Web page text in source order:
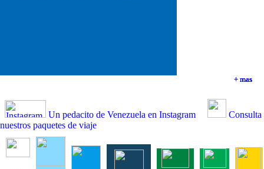
+ mas
+ mas
+ mas
+ mas
Un pedacito de Venezuela en Instagram
Consulta
nuestros paquetes de viaje